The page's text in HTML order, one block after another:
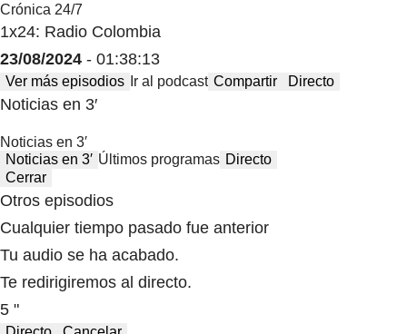
Crónica 24/7
1x24: Radio Colombia
23/08/2024 - 01:38:13
Ver más episodios Ir al podcast Compartir Directo
Noticias en 3′
Noticias en 3′
Noticias en 3′ Últimos programas Directo
Cerrar
Otros episodios
Cualquier tiempo pasado fue anterior
Tu audio se ha acabado.
Te redirigiremos al directo.
5 "